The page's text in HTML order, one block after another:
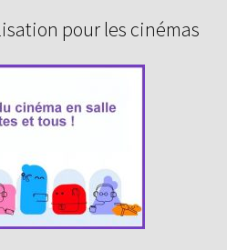
pour les cinémas